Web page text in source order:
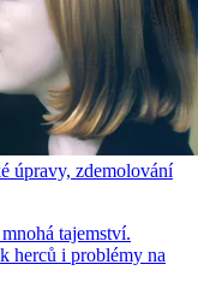
úpravy, zdemolování
tajemství.
herců i problémy na